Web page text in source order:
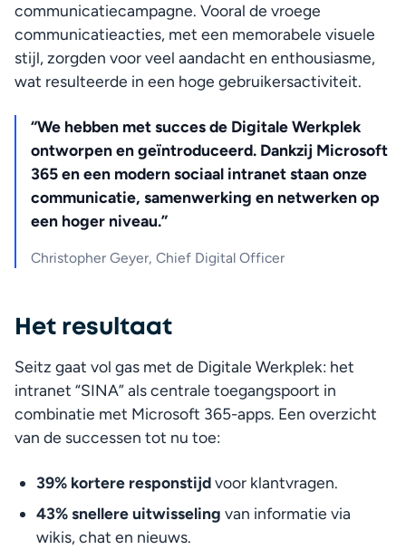
communicatiecampagne. Vooral de vroege
communicatieacties, met een memorabele visuele
stijl, zorgden voor veel aandacht en enthousiasme,
wat resulteerde in een hoge gebruikersactiviteit.
“We hebben met succes de Digitale Werkplek
ontworpen en geïntroduceerd. Dankzij Microsoft
365 en een modern sociaal intranet staan onze
communicatie, samenwerking en netwerken op
een hoger niveau.”
Christopher Geyer, Chief Digital Officer
Het resultaat
Seitz gaat vol gas met de Digitale Werkplek: het
intranet “SINA” als centrale toegangspoort in
combinatie met Microsoft 365-apps. Een overzicht
van de successen tot nu toe:
39% kortere responstijd voor klantvragen.
43% snellere uitwisseling van informatie via
wikis, chat en nieuws.